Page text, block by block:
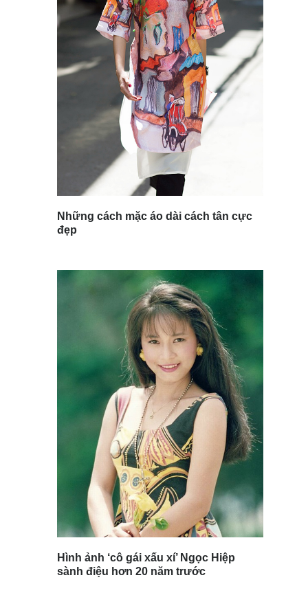
Những cách mặc áo dài cách tân cực
đẹp
Hình ảnh ‘cô gái xấu xí’ Ngọc Hiệp
sành điệu hơn 20 năm trước